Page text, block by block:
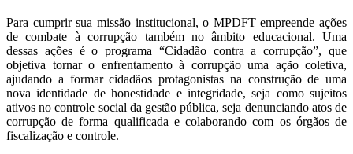
Para cumprir sua missão institucional, o MPDFT empreende ações
de combate à corrupção também no âmbito educacional. Uma
dessas ações é o programa “Cidadão contra a corrupção”, que
objetiva tornar o enfrentamento à corrupção uma ação coletiva,
ajudando a formar cidadãos protagonistas na construção de uma
nova identidade de honestidade e integridade, seja como sujeitos
ativos no controle social da gestão pública, seja denunciando atos de
corrupção de forma qualificada e colaborando com os órgãos de
fiscalização e controle.